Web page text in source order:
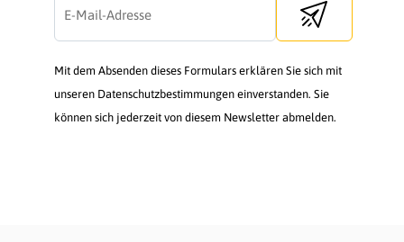
Send newsletter
Mit dem Absenden dieses Formulars erklären Sie sich mit
unseren Datenschutzbestimmungen einverstanden. Sie
können sich jederzeit von diesem Newsletter abmelden.